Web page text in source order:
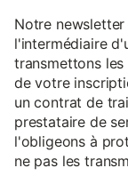
Notre
l'intermédiaire
transmettons
de votre
un contrat de
prestataire de
l'obligeons à
ne pas les